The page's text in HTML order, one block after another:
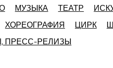
МУЗЫКА ТЕАТР
ХОРЕОГРАФИЯ ЦИРК
ПРЕСС-РЕЛИЗЫ